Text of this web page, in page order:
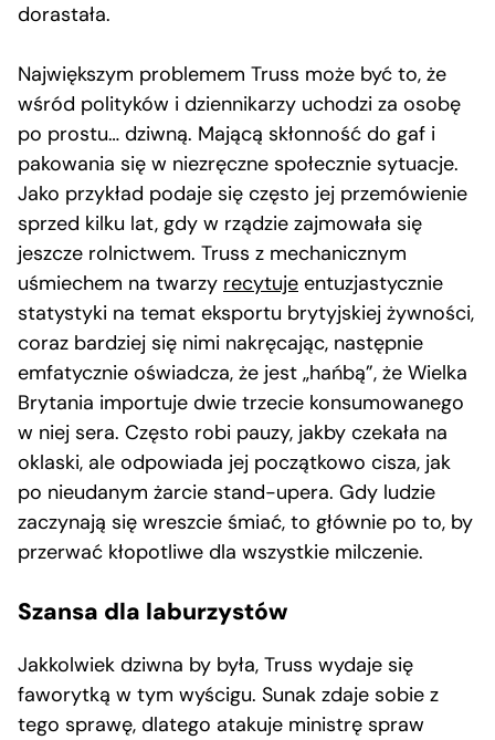
dorastała.
Największym problemem Truss może być to, że
wśród polityków i dziennikarzy uchodzi za osobę
po prostu… dziwną. Mającą skłonność do gaf i
pakowania się w niezręczne społecznie sytuacje.
Jako przykład podaje się często jej przemówienie
sprzed kilku lat, gdy w rządzie zajmowała się
jeszcze rolnictwem. Truss z mechanicznym
uśmiechem na twarzy recytuje entuzjastycznie
statystyki na temat eksportu brytyjskiej żywności,
coraz bardziej się nimi nakręcając, następnie
emfatycznie oświadcza, że jest „hańbą”, że Wielka
Brytania importuje dwie trzecie konsumowanego
w niej sera. Często robi pauzy, jakby czekała na
oklaski, ale odpowiada jej początkowo cisza, jak
po nieudanym żarcie stand-upera. Gdy ludzie
zaczynają się wreszcie śmiać, to głównie po to, by
przerwać kłopotliwe dla wszystkie milczenie.
Szansa dla laburzystów
Jakkolwiek dziwna by była, Truss wydaje się
faworytką w tym wyścigu. Sunak zdaje sobie z
tego sprawę, dlatego atakuje ministrę spraw